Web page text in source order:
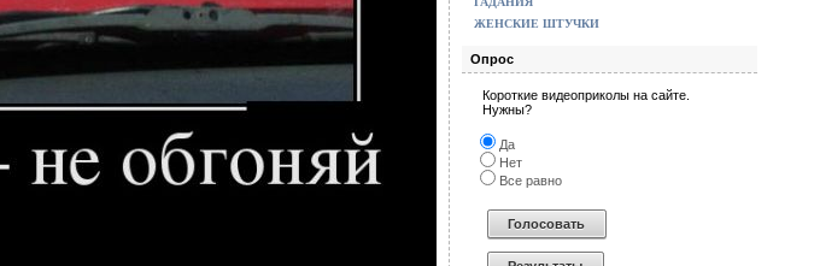
ЖЕНСКИЕ ШТУЧКИ
Опрос
Короткие видеоприколы на сайте.
Нужны?
Да
Нет
Все равно